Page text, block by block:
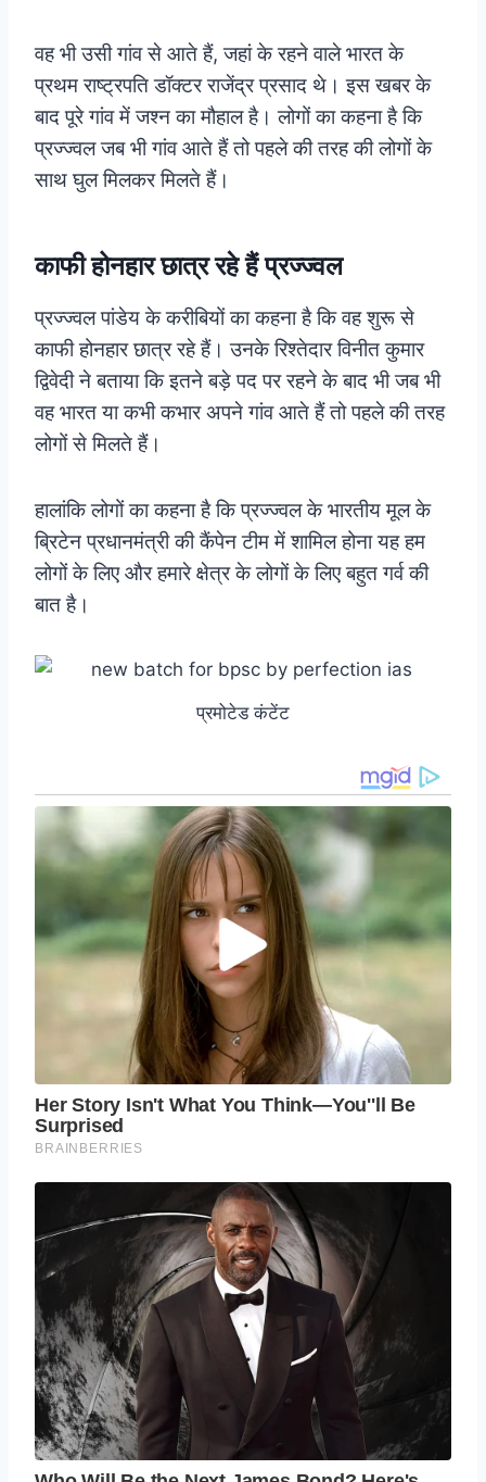
वह भी उसी गांव से आते हैं, जहां के रहने वाले भारत के
प्रथम राष्ट्रपति डॉक्टर राजेंद्र प्रसाद थे। इस खबर के
बाद पूरे गांव में जश्न का मौहाल है। लोगों का कहना है कि
प्रज्ज्वल जब भी गांव आते हैं तो पहले की तरह की लोगों के
साथ घुल मिलकर मिलते हैं।
काफी होनहार छात्र रहे हैं प्रज्ज्वल
प्रज्ज्वल पांडेय के करीबियों का कहना है कि वह शुरू से
काफी होनहार छात्र रहे हैं। उनके रिश्तेदार विनीत कुमार
द्विवेदी ने बताया कि इतने बड़े पद पर रहने के बाद भी जब भी
वह भारत या कभी कभार अपने गांव आते हैं तो पहले की तरह
लोगों से मिलते हैं।
हालांकि लोगों का कहना है कि प्रज्ज्वल के भारतीय मूल के
ब्रिटेन प्रधानमंत्री की कैंपेन टीम में शामिल होना यह हम
लोगों के लिए और हमारे क्षेत्र के लोगों के लिए बहुत गर्व की
बात है।
प्रमोटेड कंटेंट